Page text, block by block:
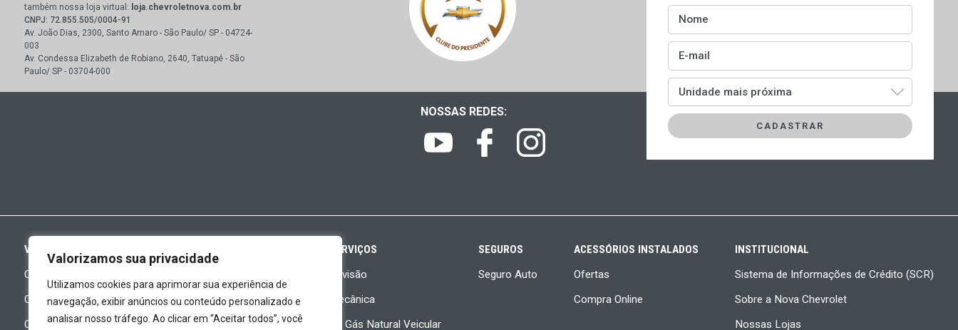
Nome
E-mail
Unidade mais próxima
também nossa loja virtual: loja.chevroletnova.com.br
CNPJ: 72.855.505/0004-91
Av. João Dias, 2300, Santo Amaro - São Paulo/ SP - 04724-
003
Av. Condessa Elizabeth de Robiano, 2640, Tatuapé - São
Paulo/ SP - 03704-000
NOSSAS REDES:
VEÍCULOS
Carros Novos
Carros Novos - Ofertas
Carros Seminovos
PCD
Empresas
SERVIÇOS
Revisão
Mecânica
Kit Gás Natural Veicular
SEGUROS
Seguro Auto
ACESSÓRIOS INSTALADOS
Ofertas
Compra Online
INSTITUCIONAL
Sistema de Informações de Crédito (SCR)
Sobre a Nova Chevrolet
Nossas Lojas
Valorizamos sua privacidade
Utilizamos cookies para aprimorar sua experiência de
navegação, exibir anúncios ou conteúdo personalizado e
analisar nosso tráfego. Ao clicar em “Aceitar todos”, você